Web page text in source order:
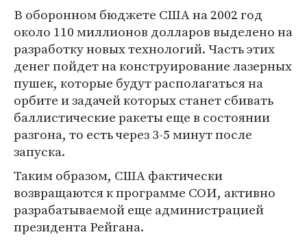
В оборонном бюджете США на 2002 год
около 110 миллионов долларов выделено на
разработку новых технологий. Часть этих
денег пойдет на конструирование лазерных
пушек, которые будут располагаться на
орбите и задачей которых станет сбивать
баллистические ракеты еще в состоянии
разгона, то есть через 3-5 минут после
запуска.
Таким образом, США фактически
возвращаются к программе СОИ, активно
разрабатываемой еще администрацией
президента Рейгана.